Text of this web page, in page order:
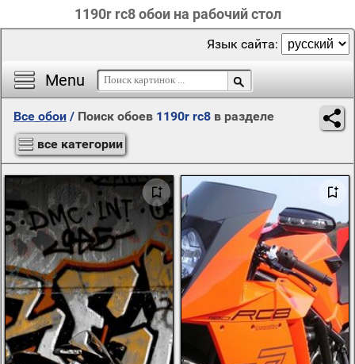
1190r rc8 обои на рабочий стол
Menu
Язык сайта:
Все обои / Поиск обоев 1190r rc8 в разделе
все категории